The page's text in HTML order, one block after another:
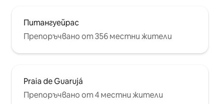
Питангуейрас
Препоръчвано от 356 местни жители
Praia de Guarujá
Препоръчвано от 4 местни жители